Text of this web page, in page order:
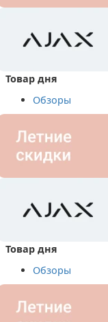
Товар дня
Обзоры
Товар дня
Обзоры